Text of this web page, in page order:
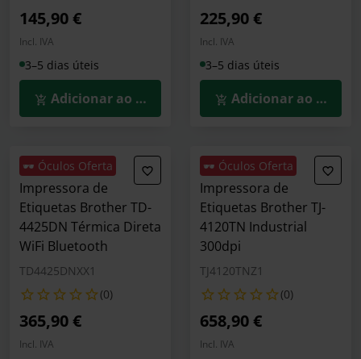
145,90 €
Incl. IVA
3–5 dias úteis
Adicionar ao Carrinho
225,90 €
Incl. IVA
3–5 dias úteis
Adicionar ao
🕶️ Óculos Oferta
Impressora de
Etiquetas Brother TD-
4425DN Térmica Direta
WiFi Bluetooth
TD4425DNXX1
(0)
365,90 €
Incl. IVA
🕶️ Óculos Oferta
Impressora de
Etiquetas Brother TJ-
4120TN Industrial
300dpi
TJ4120TNZ1
(0)
658,90 €
Incl. IVA